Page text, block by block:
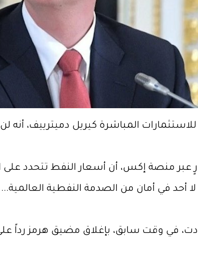
المباشرة كيريل دميترييف، أنه
منصة إكس، أن أسعار النفط تتحدد على
لا أحد في أمان من الصدمة النفطية
في وقت سابق، بإغلاق مضيق هرمز رداً